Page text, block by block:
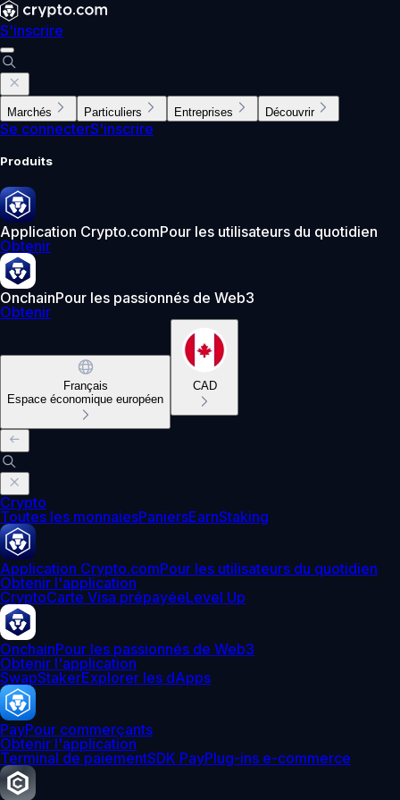
S'inscrire
Marchés Particuliers Entreprises Découvrir
Se connecterS'inscrire
Produits
Application Crypto.comPour les utilisateurs du quotidien
Obtenir
OnchainPour les passionnés de Web3
Obtenir
Français
Espace économique européen
CAD
Crypto
Toutes les monnaiesPaniersEarnStaking
Application Crypto.comPour les utilisateurs du quotidien
Obtenir l'application
CryptoCarte Visa prépayéeLevel Up
OnchainPour les passionnés de Web3
Obtenir l'application
SwapStakerExplorer les dApps
PayPour commerçants
Obtenir l'application
Terminal de paiementSDK PayPlug-ins e-commerce